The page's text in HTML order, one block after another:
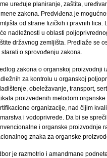
uređuje planiranje, zaštita,
zakona. Predviđena je
od strane fizičkih i pravnih lica.
nadležnosti u oblasti
državnog zemljišta. Predlaže se
starati o sprovođenju zakona.
zakona o organskoj proizvodnji
za kontrolu u organskoj
obeležavanje, transport,
proizvedenih metodom
organizacije, nad čijim
i vodoprivrede. Da bi se
i organske proizvodnje
znaka za organske
je razmotrio i amandmane